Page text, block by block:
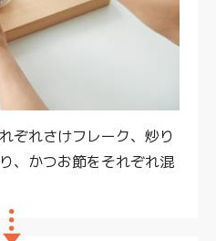
ぞれさけフレーク、炒り
、かつお節をそれぞれ混